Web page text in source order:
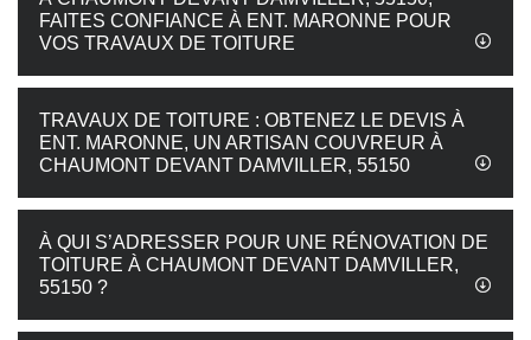
FAITES CONFIANCE À ENT. MARONNE POUR
VOS TRAVAUX DE TOITURE
TRAVAUX DE TOITURE : OBTENEZ LE DEVIS À
ENT. MARONNE, UN ARTISAN COUVREUR À
CHAUMONT DEVANT DAMVILLER, 55150
À QUI S’ADRESSER POUR UNE RÉNOVATION DE
TOITURE À CHAUMONT DEVANT DAMVILLER,
55150 ?